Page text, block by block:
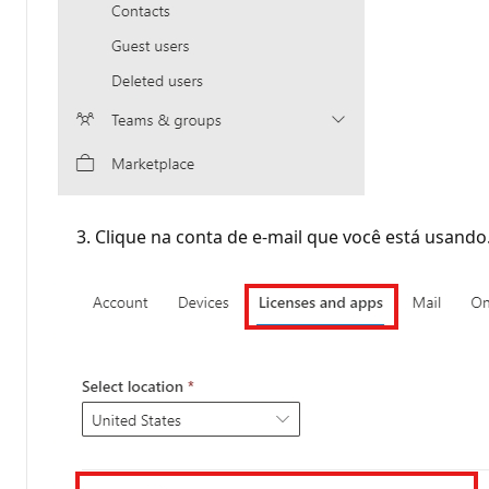
Clique na conta de e-mail que você está